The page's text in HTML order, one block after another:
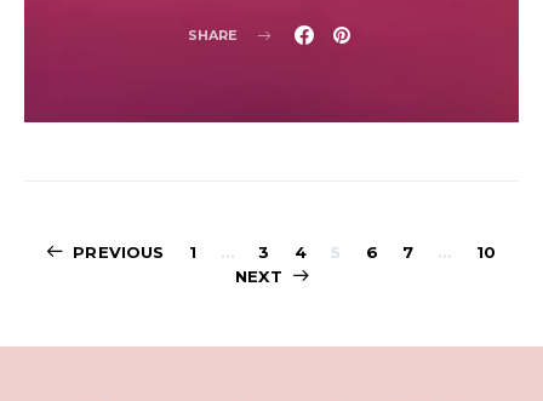
SHARE
Sidnumrering
inlägg
PREVIOUS 1 … 3 4 5 6 7 …
10
NEXT